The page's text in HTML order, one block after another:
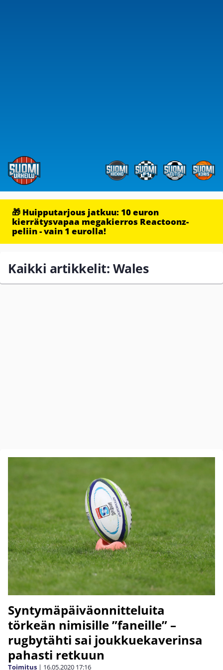
🎁 Huipputarjous jatkuu: 10 euron
kierrätysvapaa megakierros Reactoonz-
peliin - vain 1 eurolla!
Kaikki artikkelit: Wales
Syntymäpäiväonnitteluita
törkeän nimisille ”faneille” –
rugbytähti sai joukkuekaverinsa
pahasti retkuun
Toimitus | 16.05.2020 17:16